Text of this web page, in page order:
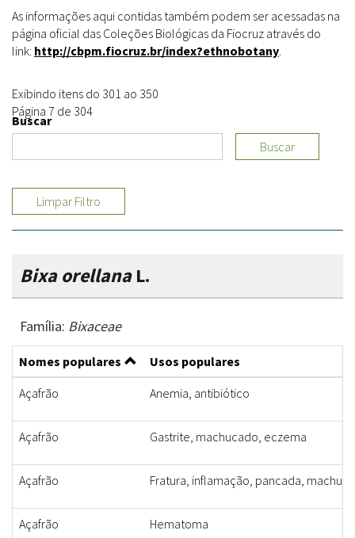
As informações aqui contidas também podem ser acessadas na
página oficial das Coleções Biológicas da Fiocruz através do
link: http://cbpm.fiocruz.br/index?ethnobotany.
Exibindo itens do 301 ao 350
Página 7 de 304
Buscar
Buscar
Limpar Filtro
Bixa orellanaL.
Família: Bixaceae
Nomes populares
Usos populares
Açafrão
Anemia, antibiótico
Açafrão Gastrite, machucado, eczema
Açafrão Fratura, inflamação, pancada,
Açafrão Hematoma